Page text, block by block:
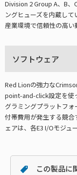
Division 2 Group A、B、
ングヒューズを内蔵し
産業環境で信頼性の高い
ソフトウェア
Red Lionの強力な
point-and-click設定を使
グラミングプラットフ
付帯費用が発生する競
ェアは、各E3 I/Oモジュ
この製品に